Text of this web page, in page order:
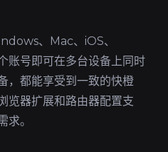
、Mac、iOS、
号即可在多台设备上同时
，都能享受到一致的快橙
览器扩展和路由器配置支
求。